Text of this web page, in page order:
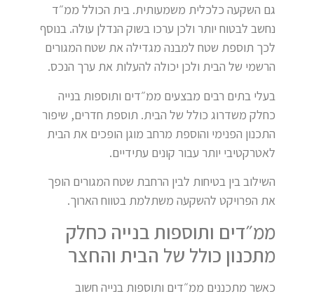
גם השקעה כלכלית משמעותית. בית הכולל ממ״ד
נחשב לבטוח יותר ולכן ערכו בשוק הנדלן עולה. בנוסף
לכך תוספת שטח למבנה מגדילה את שטח המגורים
הרשמי של הבית ולכן יכולה להעלות את ערך הנכס.
בעלי בתים רבים מבצעים ממ״דים ותוספות בנייה
כחלק משדרוג כולל של הבית. תוספת חדרים, שיפור
התכנון הפנימי והוספת מרחב מוגן הופכים את הבית
לאטרקטיבי יותר עבור קונים עתידיים.
השילוב בין בטיחות לבין הרחבת שטח המגורים הופך
את הפרויקט להשקעה משתלמת בטווח הארוך.
ממ״דים ותוספות בנייה כחלק
מתכנון כולל של הבית והחצר
כאשר מתכננים ממ״דים ותוספות בנייה חשוב